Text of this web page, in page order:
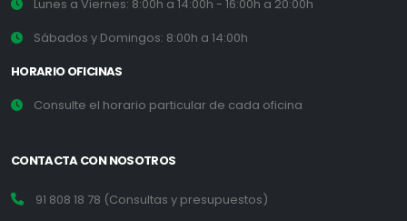
Lunes a Viernes: 8:00h a 14:00h - 16:00h a 20:00h
Sábados y Domingos: 8:00h a 14:00h
HORARIO OFICINAS
Consulte el horario particular de cada oficina
CONTACTA CON NOSOTROS
91 808 18 78 (Consultas y presupuestos)